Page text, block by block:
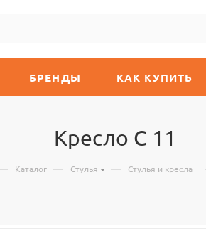
БРЕНДЫ КАК КУПИТЬ
Кресло С 11
Каталог — Стулья — Стулья и кресла